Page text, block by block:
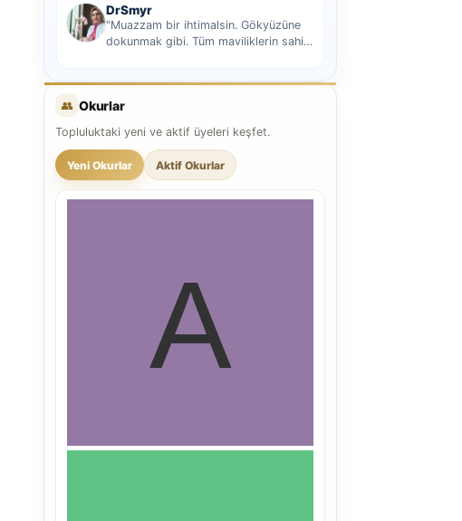
DrSmyr
"Muazzam bir ihtimalsin. Gökyüzüne
dokunmak gibi. Tüm maviliklerin sahibi
👥 Okurlar
Topluluktaki yeni ve aktif üyeleri keşfet.
Yeni Okurlar Aktif Okurlar